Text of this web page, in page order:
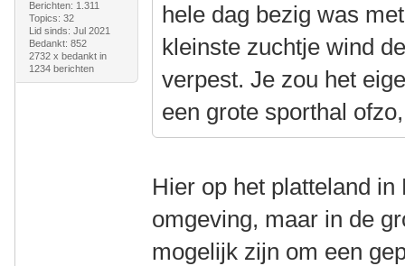
Berichten: 1.311
Topics: 32
Lid sinds: Jul 2021
Bedankt: 852
2732 x bedankt in
1234 berichten
hele dag bezig was
kleinste zuchtje wind
verpest. Je zou het
een grote sporthal
Hier op het platteland
omgeving, maar in de
mogelijk zijn om een